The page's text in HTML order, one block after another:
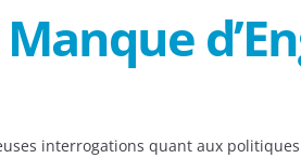
interrogations quant aux